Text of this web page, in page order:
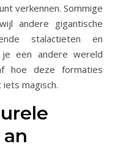
verkennen. Sommige
andere gigantische
stalactieten en
een andere wereld
hoe deze formaties
magisch.